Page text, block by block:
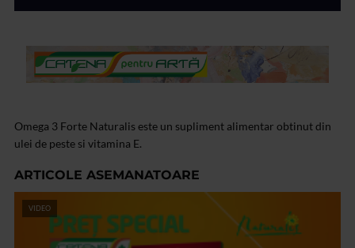
Omega 3 Forte Naturalis este un supliment alimentar obtinut din
ulei de peste si vitamina E.
ARTICOLE ASEMANATOARE
VIDEO